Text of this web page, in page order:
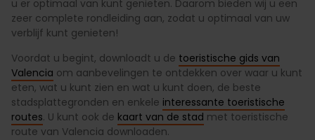
u er optimaal van kunt genieten. Daarom bieden wij u een
zeer complete rondleiding aan, zodat u optimaal van uw
verblijf kunt genieten!
Voordat u begint, downloadt u de toeristische gids van
Valencia om aanbevelingen te ontdekken over waar u kunt
eten, wat u kunt zien en wat u kunt doen, de beste
stadsplattegronden en enkele interessante toeristische
routes. U kunt ook de kaart van de stad met toeristische
route van Valencia downloaden.